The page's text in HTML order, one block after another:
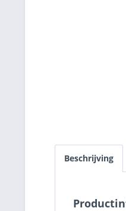
Beschrijving